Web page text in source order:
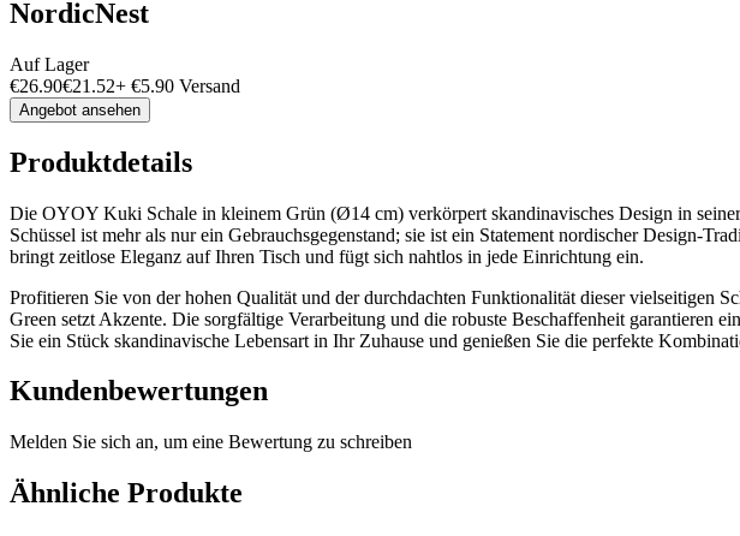
NordicNest
Auf Lager
€26.90€21.52+ €5.90 Versand
Angebot ansehen
Produktdetails
Die OYOY Kuki Schale in kleinem Grün (Ø14 cm) verkörpert skandinavisches Design in
Schüssel ist mehr als nur ein Gebrauchsgegenstand; sie ist ein Statement nordischer
bringt zeitlose Eleganz auf Ihren Tisch und fügt sich nahtlos in jede Einrichtung ein.
Profitieren Sie von der hohen Qualität und der durchdachten Funktionalität dieser vielseitigen
Green setzt Akzente. Die sorgfältige Verarbeitung und die robuste Beschaffenheit garantieren
Sie ein Stück skandinavische Lebensart in Ihr Zuhause und genießen Sie die perfekte
Kundenbewertungen
Melden Sie sich an, um eine Bewertung zu schreiben
Ähnliche Produkte